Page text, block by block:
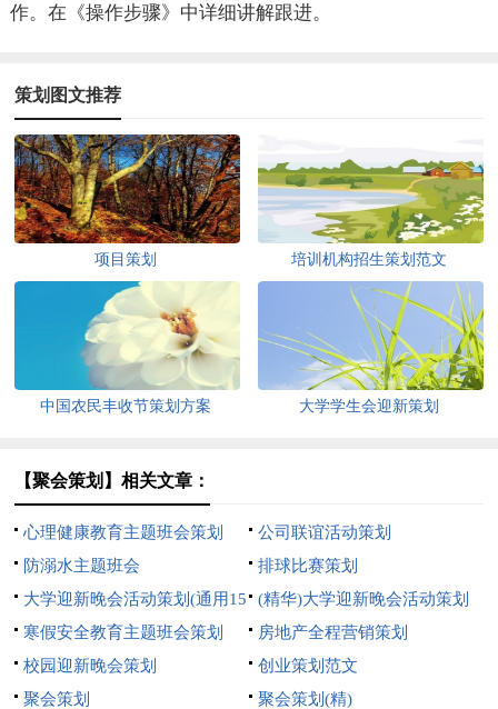
作。在《操作步骤》中详细讲解跟进。
策划图文推荐
项目策划 培训机构招生策划范文
中国农民丰收节策划方案 大学学生会迎新策划
【聚会策划】相关文章：
心理健康教育主题班会策划
公司联谊活动策划
防溺水主题班会
排球比赛策划
大学迎新晚会活动策划(通用15
篇)
(精华)大学迎新晚会活动策划
寒假安全教育主题班会策划
房地产全程营销策划
校园迎新晚会策划
创业策划范文
聚会策划
聚会策划(精)